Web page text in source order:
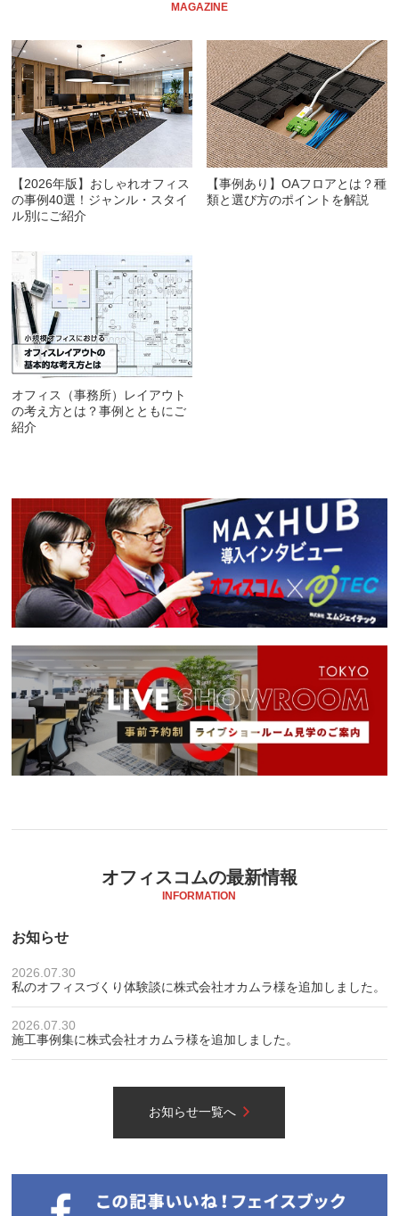
MAGAZINE
【2026年版】おしゃれオフィス
の事例40選！ジャンル・スタイ
ル別にご紹介
【事例あり】OAフロアとは？種
類と選び方のポイントを解説
オフィス（事務所）レイアウト
の考え方とは？事例とともにご
紹介
オフィスコムの最新情報
INFORMATION
お知らせ
2026.07.30
私のオフィスづくり体験談に株式会社オカムラ様を追加しました。
2026.07.30
施工事例集に株式会社オカムラ様を追加しました。
お知らせ一覧へ